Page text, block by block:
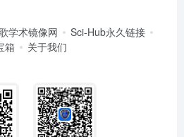
学术镜像网
Sci-Hub永久链接
箱
关于我们